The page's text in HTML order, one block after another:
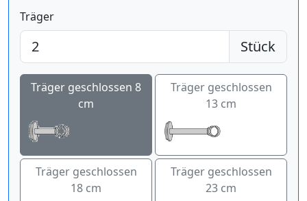
Träger
Stück
Träger geschlossen 8
cm
Träger geschlossen
13 cm
Träger geschlossen
18 cm
Träger geschlossen
23 cm